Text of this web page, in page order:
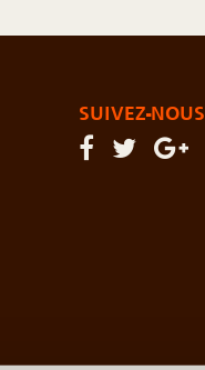
SUIVEZ-NOUS